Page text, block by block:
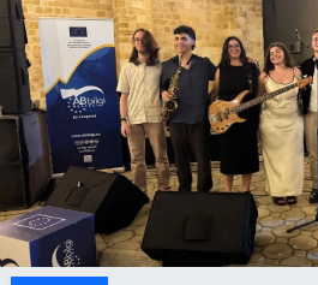
GAZİMAĞUSA
GİRNE
GÜNDEM
GÜNEY KIBRIS
İÇ HABERLER